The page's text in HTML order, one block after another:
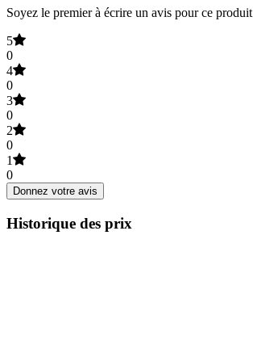
Soyez le premier à écrire un avis pour ce produit
5
0
4
0
3
0
2
0
1
0
Donnez votre avis
Historique des prix